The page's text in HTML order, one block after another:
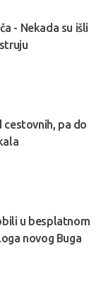
- Nekada su išli
cestovnih, pa do
u besplatnom
novog Buga